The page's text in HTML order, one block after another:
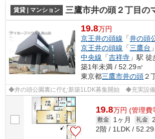
賃貸 | マンション 三鷹市井の頭２丁目の
19.8万円
京王井の頭線 「井の頭
京王井の頭線 「三鷹台
中央線 「吉祥寺 」駅
築1年未満 / 52.29㎡
東京都三鷹市井の頭２
◆井の頭公園裏に佇む新築1LDK募集開始 ◆充実設備
19.8万円 (管理費
敷金 1ヶ月 礼金
2階 / 1LDK / 52.29